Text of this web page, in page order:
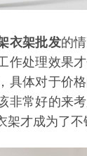
衣架批发的
作处理效果
具体对于价
非常好的来
才成为了不